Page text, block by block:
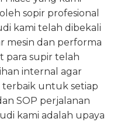
sopir profesional
kami telah dibekali
mesin dan performa
para supir telah
internal agar
untuk setiap
SOP perjalanan
kami adalah upaya